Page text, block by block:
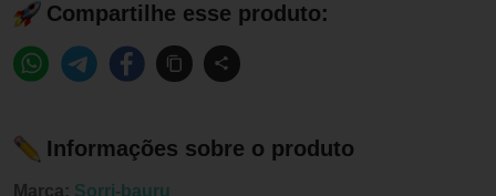
Compartilhe esse produto:
Informações sobre o produto
Marca: Sorri-bauru